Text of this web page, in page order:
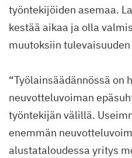
työntekijöiden asemaa.
kestää aikaa ja olla
muutoksiin
“Työlainsäädännössä on
neuvotteluvoiman
työntekijän välillä.
enemmän
alustataloudessa yritys